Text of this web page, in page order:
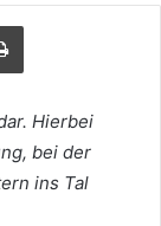
Hierbei
bei der
ins Tal